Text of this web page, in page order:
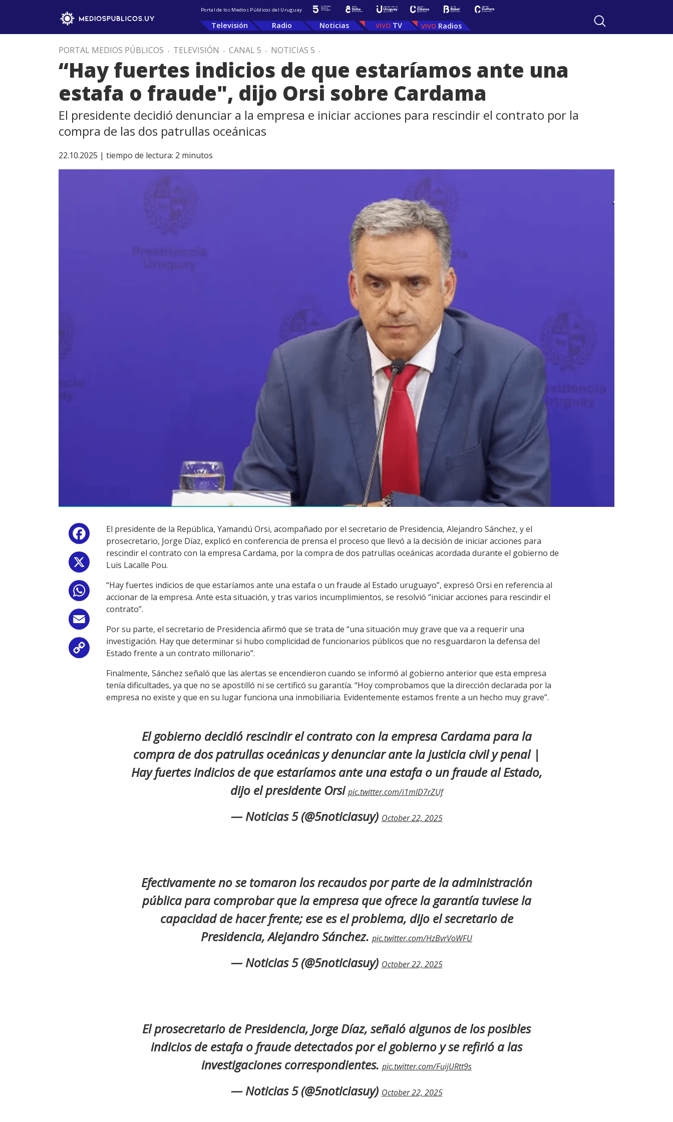
Portal de los Medios Públicos del Uruguay
Televisión Radio Noticias TV Radios
PORTAL MEDIOS PÚBLICOS . TELEVISIÓN . CANAL 5 . NOTICIAS 5 .
“Hay fuertes indicios de que estaríamos ante una
estafa o fraude", dijo Orsi sobre Cardama
El presidente decidió denunciar a la empresa e iniciar acciones para rescindir el contrato por la
compra de las dos patrullas oceánicas
22.10.2025 | tiempo de lectura: 2 minutos
Facebook
WhatsApp
Copy
Link
El presidente de la República, Yamandú Orsi, acompañado por el secretario de Presidencia, Alejandro Sánchez, y el
prosecretario, Jorge Díaz, explicó en conferencia de prensa el proceso que llevó a la decisión de iniciar acciones para
rescindir el contrato con la empresa Cardama, por la compra de dos patrullas oceánicas acordada durante el gobierno de
Luis Lacalle Pou.
“Hay fuertes indicios de que estaríamos ante una estafa o un fraude al Estado uruguayo”, expresó Orsi en referencia al
accionar de la empresa. Ante esta situación, y tras varios incumplimientos, se resolvió “iniciar acciones para rescindir el
contrato”.
Por su parte, el secretario de Presidencia afirmó que se trata de “una situación muy grave que va a requerir una
investigación. Hay que determinar si hubo complicidad de funcionarios públicos que no resguardaron la defensa del
Estado frente a un contrato millonario”.
Finalmente, Sánchez señaló que las alertas se encendieron cuando se informó al gobierno anterior que esta empresa
tenía dificultades, ya que no se apostilló ni se certificó su garantía. “Hoy comprobamos que la dirección declarada por la
empresa no existe y que en su lugar funciona una inmobiliaria. Evidentemente estamos frente a un hecho muy grave”.
El gobierno decidió rescindir el contrato con la empresa Cardama para la
compra de dos patrullas oceánicas y denunciar ante la justicia civil y penal |
Hay fuertes indicios de que estaríamos ante una estafa o un fraude al Estado,
dijo el presidente Orsipic.twitter.com/i1mID7rZUf
— Noticias 5 (@5noticiasuy) October 22, 2025
Efectivamente no se tomaron los recaudos por parte de la administración
pública para comprobar que la empresa que ofrece la garantía tuviese la
capacidad de hacer frente; ese es el problema, dijo el secretario de
Presidencia, Alejandro Sánchez. pic.twitter.com/HzBvrVoWFU
— Noticias 5 (@5noticiasuy) October 22, 2025
El prosecretario de Presidencia, Jorge Díaz, señaló algunos de los posibles
indicios de estafa o fraude detectados por el gobierno y se refirió a las
investigaciones correspondientes. pic.twitter.com/FuijURtt9s
— Noticias 5 (@5noticiasuy) October 22, 2025